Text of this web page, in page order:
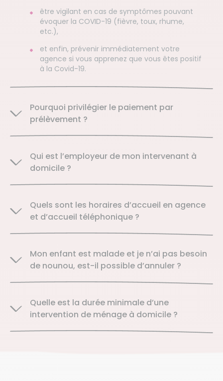
être vigilant en cas de symptômes pouvant
évoquer la COVID-19 (fièvre, toux, rhume,
etc.),
et enfin, prévenir immédiatement votre
agence si vous apprenez que vous êtes positif
à la Covid-19.
Pourquoi privilégier le paiement par
prélèvement ?
Qui est l’employeur de mon intervenant à
domicile ?
Quels sont les horaires d’accueil en agence
et d’accueil téléphonique ?
Mon enfant est malade et je n’ai pas besoin
de nounou, est-il possible d’annuler ?
Quelle est la durée minimale d’une
intervention de ménage à domicile ?